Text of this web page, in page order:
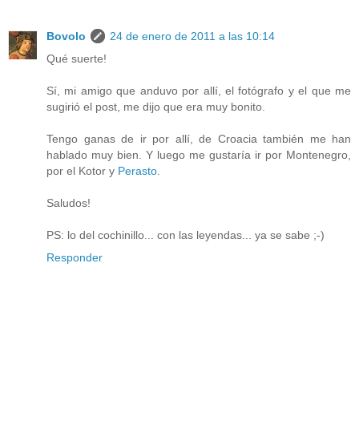
Bovolo
24 de enero de 2011 a las 10:14
Qué suerte!
Sí, mi amigo que anduvo por allí, el fotógrafo y el que me
sugirió el post, me dijo que era muy bonito.
Tengo ganas de ir por allí, de Croacia también me han
hablado muy bien. Y luego me gustaría ir por Montenegro,
por el Kotor y Perasto
Saludos!
PS: lo del cochinillo... con las leyendas... ya se sabe ;-)
Responder